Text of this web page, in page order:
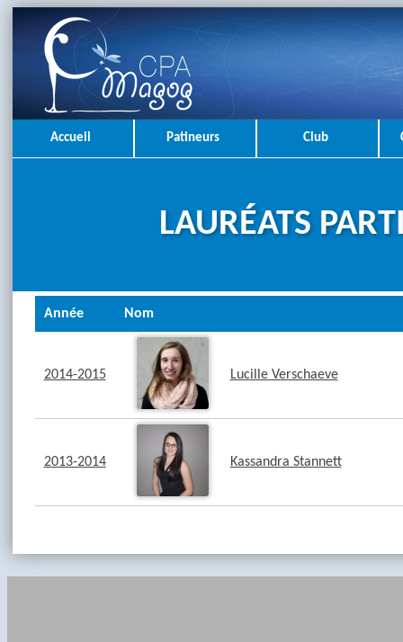
Accueil Patineurs Club
LAURÉATS
Année Nom
2014-2015 Lucille Verschaeve
2013-2014 Kassandra Stannett